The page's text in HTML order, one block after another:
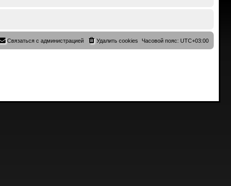
Часовой пояс:UTC+03:00
Удалить cookies
Связаться с администрацией